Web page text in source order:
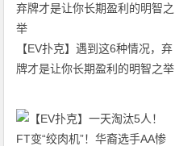
【EV扑克】遇到这6种情况，弃
牌才是让你长期盈利的明智之举